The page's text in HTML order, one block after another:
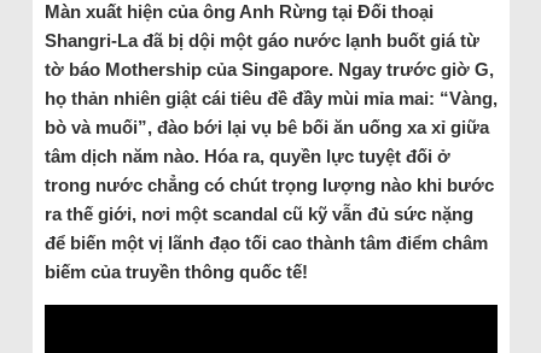
Màn xuất hiện của ông Anh Rừng tại Đối thoại
Shangri-La đã bị dội một gáo nước lạnh buốt giá từ
tờ báo Mothership của Singapore. Ngay trước giờ G,
họ thản nhiên giật cái tiêu đề đầy mùi mỉa mai: “Vàng,
bò và muối”, đào bới lại vụ bê bối ăn uống xa xỉ giữa
tâm dịch năm nào. Hóa ra, quyền lực tuyệt đối ở
trong nước chẳng có chút trọng lượng nào khi bước
ra thế giới, nơi một scandal cũ kỹ vẫn đủ sức nặng
để biến một vị lãnh đạo tối cao thành tâm điểm châm
biếm của truyền thông quốc tế!